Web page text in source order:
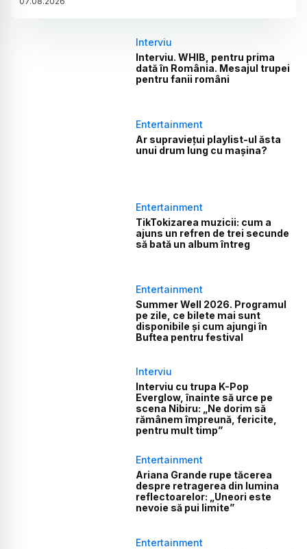
Interviu
Interviu. WHIB, pentru prima
dată în România. Mesajul trupei
pentru fanii români
Entertainment
Ar supraviețui playlist-ul ăsta
unui drum lung cu mașina?
Entertainment
TikTokizarea muzicii: cum a
ajuns un refren de trei secunde
să bată un album întreg
Entertainment
Summer Well 2026. Programul
pe zile, ce bilete mai sunt
disponibile și cum ajungi în
Buftea pentru festival
Interviu
Interviu cu trupa K-Pop
Everglow, înainte să urce pe
scena Nibiru: „Ne dorim să
rămânem împreună, fericite,
pentru mult timp”
Entertainment
Ariana Grande rupe tăcerea
despre retragerea din lumina
reflectoarelor: „Uneori este
nevoie să pui limite”
Entertainment